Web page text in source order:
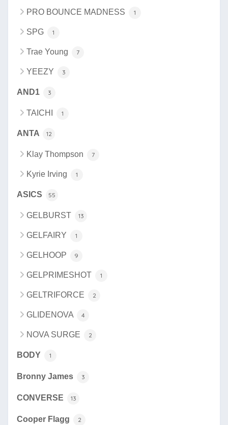
PRO BOUNCE MADNESS 1
SPG 1
Trae Young 7
YEEZY 3
AND1 3
TAICHI 1
ANTA 12
Klay Thompson 7
Kyrie Irving 1
ASICS 55
GELBURST 13
GELFAIRY 1
GELHOOP 9
GELPRIMESHOT 1
GELTRIFORCE 2
GLIDENOVA 4
NOVA SURGE 2
BODY 1
Bronny James 3
CONVERSE 13
Cooper Flagg 2